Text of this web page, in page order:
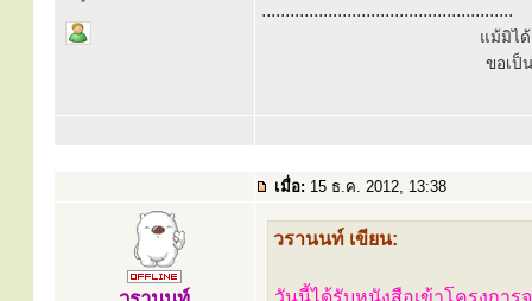
.....................................................
แม้มิได้
ขอเป็
เมื่อ: 15 ธ.ค. 2012, 13:38
วรานนท์ เขียน:
วันนี้ได้รับหนังสือเข้าโครงการ